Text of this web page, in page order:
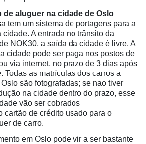
de aluguer na cidade de Oslo
tem um sistema de portagens para a
A entrada no trânsito da
NOK30, a saída da cidade é livre. A
cidade pode ser paga nos postos de
via internet, no prazo de 3 dias após
Todas as matrículas dos carros a
são fotografadas; se nao tiver
na cidade dentro do prazo, esse
vão ser cobrados
cartão de crédito usado para o
de carro.
em Oslo pode vir a ser bastante